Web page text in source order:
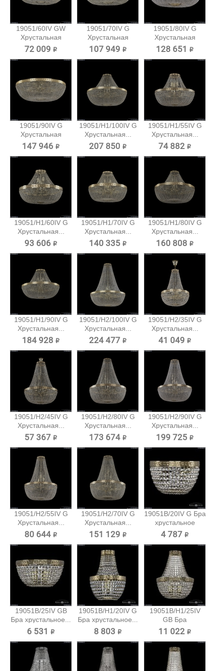
19051/60IV GW
Хрустальная
потолочная...
72 009 ₽
19051/70IV G
Хрустальная
потолочная...
107 949 ₽
19051/80IV G
Хрустальная
потолочная...
128 651 ₽
19051/90IV G
Хрустальная
потолочная...
147 946 ₽
19051/H1/100IV G
Хрустальная...
207 850 ₽
19051/H1/55IV G
Хрустальная...
74 882 ₽
19051/H1/60IV G
Хрустальная...
93 606 ₽
19051/H1/70IV G
Хрустальная...
140 335 ₽
19051/H1/80IV G
Хрустальная...
160 808 ₽
19051/H1/90IV G
Хрустальная...
184 928 ₽
19051/H2/100IV G
Хрустальная...
224 477 ₽
19051/H2/35IV G
Хрустальная...
41 049 ₽
19051/H2/45IV G
Хрустальная...
57 367 ₽
19051/H2/80IV G
Хрустальная...
173 674 ₽
19051/H2/90IV G
Хрустальная...
199 725 ₽
19051/H2/55IV G
Хрустальная...
80 644 ₽
19051/H2/70IV G
Хрустальная...
151 129 ₽
19051B/20IV G Бра
хрустальное
Bohemia...
4 787 ₽
19051B/25IV GB
Бра хрустальное...
6 531 ₽
19051B/H1/20IV G
Бра хрустальное...
8 803 ₽
19051B/H1/25IV
GB Бра
хрустальное...
11 022 ₽